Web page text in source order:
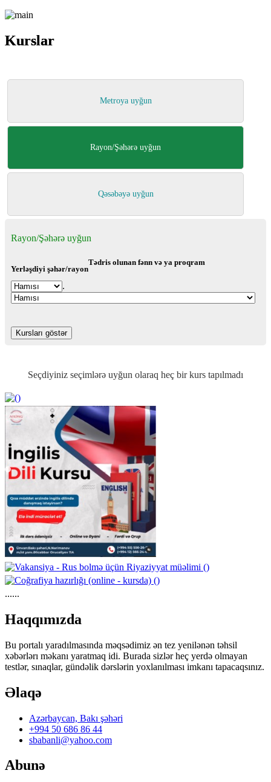
Kurslar
Kurslar
Metroya uyğun
Rayon/Şəhərə uyğun
Qəsəbəyə uyğun
Rayon/Şəhərə uyğun
Yerləşdiyi şəhər/rayon
.
Tədris olunan fənn və ya proqram
Seçdiyiniz seçimlərə uyğun olaraq heç bir kurs tapılmadı
https://wa.me/994552244433
......
Haqqımızda
Bu portalı yaradılmasında məqsədimiz ən tez yenilənən təhsil
xəbərlərı məkanı yaratmaq idi. Burada sizlər heç yerdə olmayan
testlər, sınaqlar, gündəlik dərslərin yoxlanılması imkanı tapacaqsınız.
Əlaqə
Azərbaycan, Bakı şəhəri
+994 50 686 86 44
sbabanli@yahoo.com
Abunə